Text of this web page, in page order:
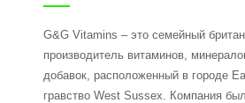
G&G Vitamins – это семейный
производитель витаминов,
добавок, расположенный в городе
гравство West Sussex. Компания